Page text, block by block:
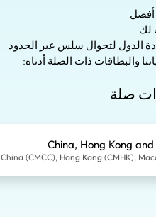
والبطاقات ذات الصلة أدناه:
China, Hong Kong
China (CMCC), Hong Kong (CMHK),